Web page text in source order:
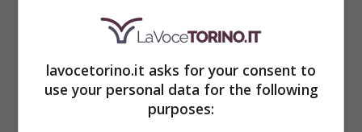
Non tutti sanno che la città ha anche la
piazza più grande d’Europa che èPiazza
Vittorio Veneto, un perfetto luogo di
ritrovo. Un altro luogo meraviglioso è
lavocetorino.it asks for your consent to
use your personal data for the following
purposes: